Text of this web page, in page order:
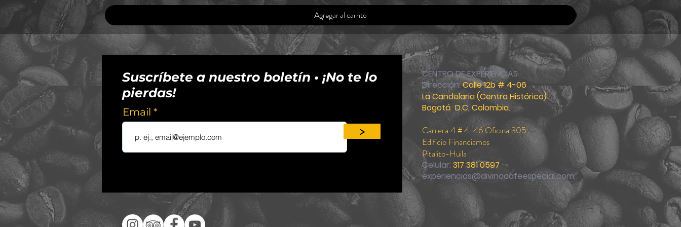
Agregar al carrito
Suscríbete a nuestro boletín • ¡No te lo
pierdas!
Email
>
CENTRO DE EXPERIENCIAS
Dirección:Calle 12b # 4-06
La Candelaria (CentroHistórico)
Bogotá D.C, Colombia.
Carrera 4 # 4-46 Oficina 305
Edificio Financiamos
Pitalito-Huila
Celular: 317 3810597
experiencias@divinocafeespecial.com